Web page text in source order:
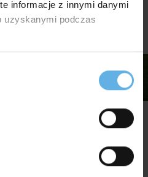
informacje z innymi danymi
uzyskanymi podczas
w tej kategorii